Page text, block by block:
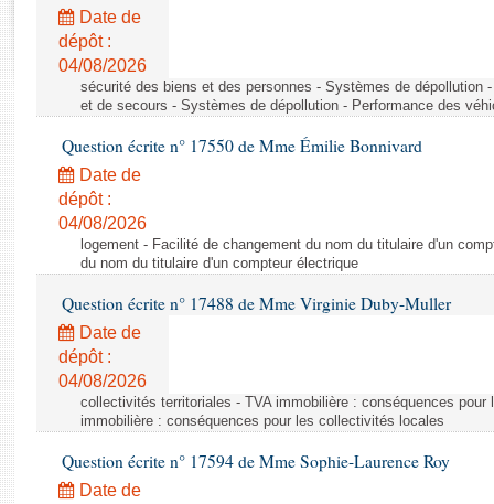
Rapports législatifs
Rapports sur l'application des lois
Baromètre de l’application des lois
Dossiers législatifs
Budget et sécurité sociale
Questions écrites et orales
Comptes rendus des débats
Date de
dépôt :
04/08/2026
sécurité des biens et des personnes - Systèmes de dépollution
et de secours - Systèmes de dépollution - Performance des
Question écrite n° 17550 de Mme Émilie Bonnivard
Date de
dépôt :
04/08/2026
logement - Facilité de changement du nom du titulaire d'un
du nom du titulaire d'un compteur électrique
Question écrite n° 17488 de Mme Virginie Duby-Muller
Date de
dépôt :
04/08/2026
collectivités territoriales - TVA immobilière : conséquences
immobilière : conséquences pour les collectivités locales
Question écrite n° 17594 de Mme Sophie-Laurence Roy
Date de